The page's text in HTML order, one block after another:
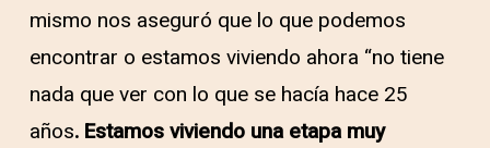
mismo nos aseguró que lo que podemos
encontrar o estamos viviendo ahora “no tiene
nada que ver con lo que se hacía hace 25
años. Estamos viviendo una etapa muy